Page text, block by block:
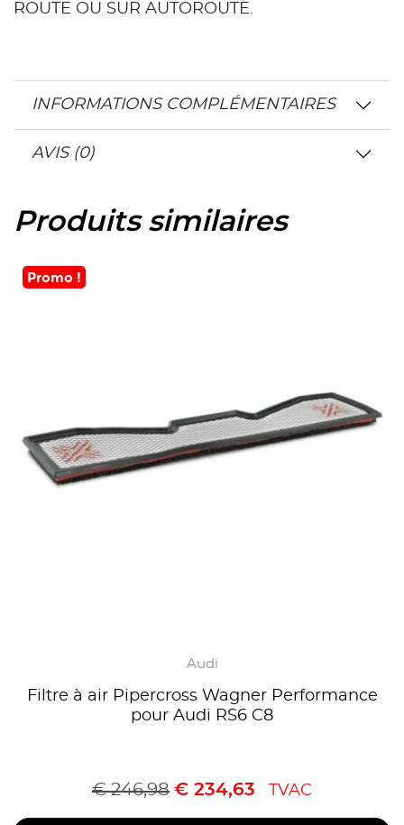
ROUTE OU SUR AUTOROUTE.
INFORMATIONS COMPLÉMENTAIRES
AVIS (0)
Produits similaires
Promo !
Audi
Filtre à air Pipercross Wagner Performance
pour Audi RS6 C8
€246,98 € 234,63 TVAC